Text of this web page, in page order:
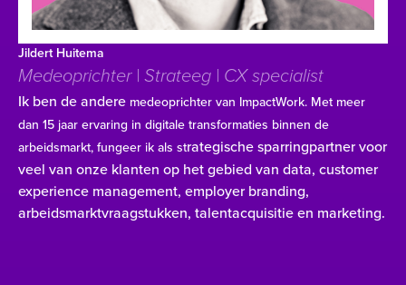
Jildert Huitema
Medeoprichter | Strateeg | CX specialist
Ik ben de andere medeoprichter van ImpactWork. Met meer
dan 15 jaar ervaring in digitale transformaties binnen de
arbeidsmarkt, fungeer ik als strategische sparringpartner voor
veel van onze klanten op het gebied van data, customer
experience management, employer branding,
arbeidsmarktvraagstukken, talentacquisitie en marketing.